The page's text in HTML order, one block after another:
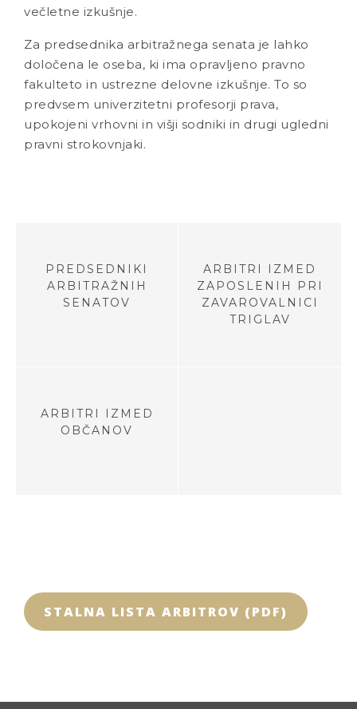
večletne izkušnje.
Za predsednika arbitražnega senata je lahko
določena le oseba, ki ima opravljeno pravno
fakulteto in ustrezne delovne izkušnje. To so
predvsem univerzitetni profesorji prava,
upokojeni vrhovni in višji sodniki in drugi ugledni
pravni strokovnjaki.
PREDSEDNIKI
ARBITRAŽNIH
SENATOV
ARBITRI IZMED
ZAPOSLENIH PRI
ZAVAROVALNICI
TRIGLAV
ARBITRI IZMED
OBČANOV
STALNA LISTA ARBITROV (PDF)